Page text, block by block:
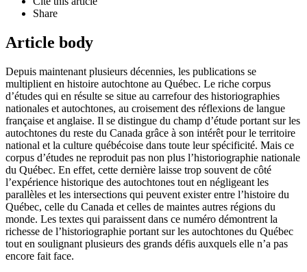
Share
Article body
Depuis maintenant plusieurs décennies, les publications se
multiplient en histoire autochtone au Québec. Le riche corpus
d’études qui en résulte se situe au carrefour des historiographies
nationales et autochtones, au croisement des réflexions de langue
française et anglaise. Il se distingue du champ d’étude portant sur les
autochtones du reste du Canada grâce à son intérêt pour le territoire
national et la culture québécoise dans toute leur spécificité. Mais ce
corpus d’études ne reproduit pas non plus l’historiographie nationale
du Québec. En effet, cette dernière laisse trop souvent de côté
l’expérience historique des autochtones tout en négligeant les
parallèles et les intersections qui peuvent exister entre l’histoire du
Québec, celle du Canada et celles de maintes autres régions du
monde. Les textes qui paraissent dans ce numéro démontrent la
richesse de l’historiographie portant sur les autochtones du Québec
tout en soulignant plusieurs des grands défis auxquels elle n’a pas
encore fait face.